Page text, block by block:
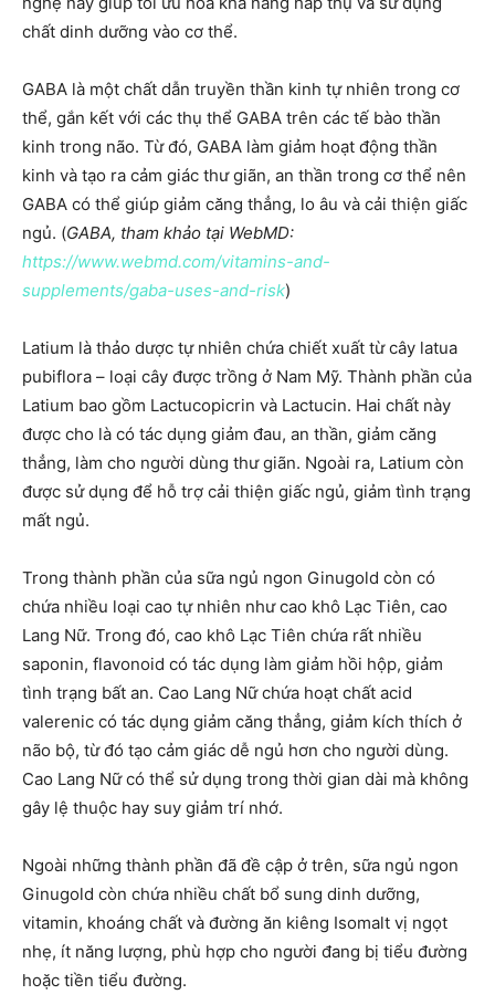
chất dinh dưỡng vào cơ thể.
GABA là một chất dẫn truyền thần kinh tự nhiên trong cơ
thể, gắn kết với các thụ thể GABA trên các tế bào thần
kinh trong não. Từ đó, GABA làm giảm hoạt động thần
kinh và tạo ra cảm giác thư giãn, an thần trong cơ thể nên
GABA có thể giúp giảm căng thẳng, lo âu và cải thiện giấc
ngủ. (GABA, tham khảo tại WebMD:
https://www.webmd.com/vitamins-and-
supplements/gaba-uses-and-risk)
Latium là thảo dược tự nhiên chứa chiết xuất từ cây latua
pubiflora – loại cây được trồng ở Nam Mỹ. Thành phần của
Latium bao gồm Lactucopicrin và Lactucin. Hai chất này
được cho là có tác dụng giảm đau, an thần, giảm căng
thẳng, làm cho người dùng thư giãn. Ngoài ra, Latium còn
được sử dụng để hỗ trợ cải thiện giấc ngủ, giảm tình trạng
mất ngủ.
Trong thành phần của sữa ngủ ngon Ginugold còn có
chứa nhiều loại cao tự nhiên như cao khô Lạc Tiên, cao
Lang Nữ. Trong đó, cao khô Lạc Tiên chứa rất nhiều
saponin, flavonoid có tác dụng làm giảm hồi hộp, giảm
tình trạng bất an. Cao Lang Nữ chứa hoạt chất acid
valerenic có tác dụng giảm căng thẳng, giảm kích thích ở
não bộ, từ đó tạo cảm giác dễ ngủ hơn cho người dùng.
Cao Lang Nữ có thể sử dụng trong thời gian dài mà không
gây lệ thuộc hay suy giảm trí nhớ.
Ngoài những thành phần đã đề cập ở trên, sữa ngủ ngon
Ginugold còn chứa nhiều chất bổ sung dinh dưỡng,
vitamin, khoáng chất và đường ăn kiêng Isomalt vị ngọt
nhẹ, ít năng lượng, phù hợp cho người đang bị tiểu đường
hoặc tiền tiểu đường.